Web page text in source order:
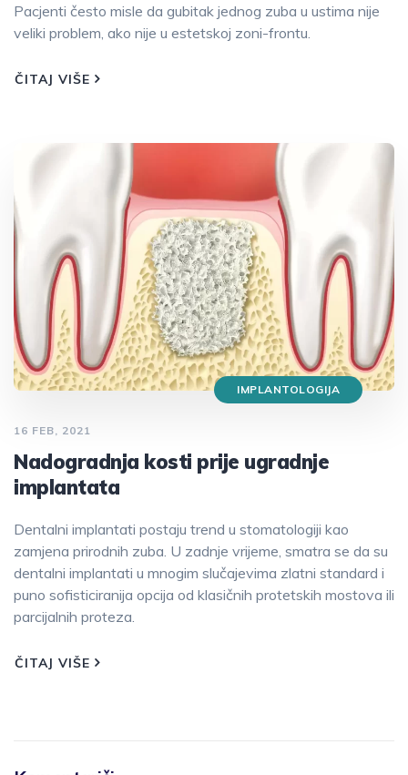
Pacjenti često misle da gubitak jednog zuba u ustima nije
veliki problem, ako nije u estetskoj zoni-frontu.
ČITAJ VIŠE
IMPLANTOLOGIJA
16 FEB, 2021
Nadogradnja kosti prije ugradnje
implantata
Dentalni implantati postaju trend u stomatologiji kao
zamjena prirodnih zuba. U zadnje vrijeme, smatra se da su
dentalni implantati u mnogim slučajevima zlatni standard i
puno sofisticiranija opcija od klasičnih protetskih mostova ili
parcijalnih proteza.
ČITAJ VIŠE